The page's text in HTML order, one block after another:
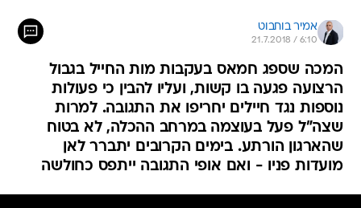
אמיר בוחבוט
21.7.2018 / 6:10
המכה שספג חמאס בעקבות מות החייל בגבול
הרצועה פגעה בו קשות, ועליו להבין כי פעולות
נוספות נגד חיילים יחריפו את התגובה. למרות
שצה"ל פעל בעוצמה במרחב ההכלה, לא בטוח
שהארגון הורתע. בימים הקרובים יתברר לאן
מועדות פניו - ואם אופי התגובה ייתפס כחולשה